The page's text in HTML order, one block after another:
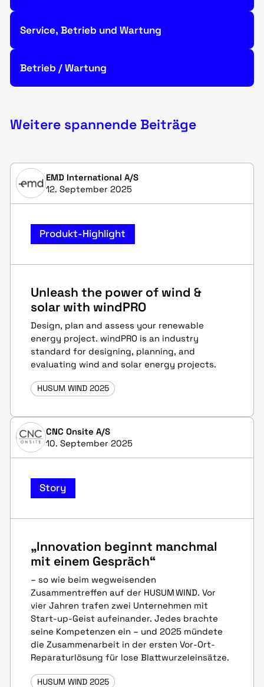
Service, Betrieb und Wartung
Betrieb / Wartung
Weitere spannende Beiträge
EMD International A/S
12. September 2025
Produkt-Highlight
Unleash the power of wind &
solar with windPRO
Design, plan and assess your renewable
energy project. windPRO is an industry
standard for designing, planning, and
evaluating wind and solar energy projects.
HUSUM WIND 2025
CNC Onsite A/S
10. September 2025
Story
„Innovation beginnt manchmal
mit einem Gespräch“
– so wie beim wegweisenden
Zusammentreffen auf der HUSUM WIND. Vor
vier Jahren trafen zwei Unternehmen mit
Start-up-Geist aufeinander. Jedes brachte
seine Kompetenzen ein – und 2025 mündete
die Zusammenarbeit in der ersten Vor-Ort-
Reparaturlösung für lose Blattwurzelein­sätze.
HUSUM WIND 2025